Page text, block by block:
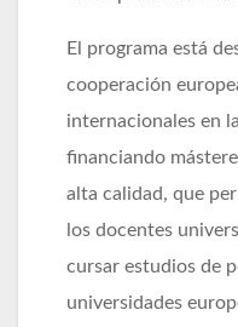
El programa está
cooperación
internacionales en
financiando
alta calidad, que
los docentes
cursar estudios de
universidades